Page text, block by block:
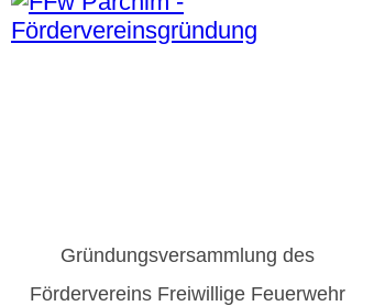
Gründungsversammlung des
Fördervereins Freiwillige Feuerwehr